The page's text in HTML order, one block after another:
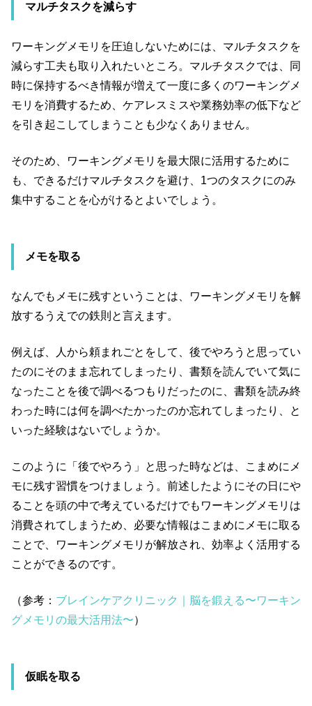
マルチタスクを減らす
ワーキングメモリを圧迫しないためには、マルチタスクを
減らす工夫も取り入れたいところ。マルチタスクでは、同
時に保持するべき情報が増えて一度に多くのワーキングメ
モリを消費するため、ケアレスミスや業務効率の低下など
を引き起こしてしまうことも少なくありません。
そのため、ワーキングメモリを最大限に活用するために
も、できるだけマルチタスクを避け、1つのタスクにのみ
集中することを心がけるとよいでしょう。
メモを取る
なんでもメモに残すということは、ワーキングメモリを解
放するうえでの鉄則と言えます。
例えば、人から頼まれごとをして、後でやろうと思ってい
たのにそのまま忘れてしまったり、書類を読んでいて気に
なったことを後で調べるつもりだったのに、書類を読み終
わった時には何を調べたかったのか忘れてしまったり、と
いった経験はないでしょうか。
このように「後でやろう」と思った時などは、こまめにメ
モに残す習慣をつけましょう。前述したようにその日にや
ることを頭の中で考えているだけでもワーキングメモリは
消費されてしまうため、必要な情報はこまめにメモに取る
ことで、ワーキングメモリが解放され、効率よく活用する
ことができるのです。
（参考： ブレインケアクリニック｜脳を鍛える〜ワーキン
グメモリの最大活用法〜）
仮眠を取る